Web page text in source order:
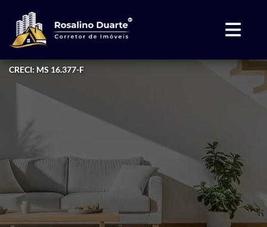
CRECI: MS 16.377-F